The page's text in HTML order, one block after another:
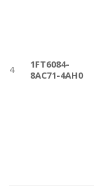
4
1FT6084-
8AC71-4AH0